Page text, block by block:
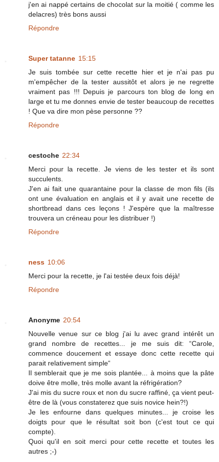
j'en ai nappé certains de chocolat sur la moitié ( comme les
delacres) très bons aussi
Répondre
Super tatanne 15:15
Je suis tombée sur cette recette hier et je n'ai pas pu
m'empêcher de la tester aussitôt et alors je ne regrette
vraiment pas !!! Depuis je parcours ton blog de long en
large et tu me donnes envie de tester beaucoup de recettes
! Que va dire mon pèse personne ??
Répondre
cestoche 22:34
Merci pour la recette. Je viens de les tester et ils sont
succulents.
J'en ai fait une quarantaine pour la classe de mon fils (ils
ont une évaluation en anglais et il y avait une recette de
shortbread dans ces leçons ! J'espère que la maîtresse
trouvera un créneau pour les distribuer !)
Répondre
ness 10:06
Merci pour la recette, je l'ai testée deux fois déjà!
Répondre
Anonyme 20:54
Nouvelle venue sur ce blog j'ai lu avec grand intérêt un
grand nombre de recettes... je me suis dit: “Carole,
commence doucement et essaye donc cette recette qui
parait relativement simple“
Il semblerait que je me sois plantée... à moins que la pâte
doive être molle, très molle avant la réfrigération?
J'ai mis du sucre roux et non du sucre raffiné, ça vient peut-
être de là (vous constaterez que suis novice hein?!)
Je les enfourne dans quelques minutes... je croise les
doigts pour que le résultat soit bon (c'est tout ce qui
compte).
Quoi qu'il en soit merci pour cette recette et toutes les
autres ;-)